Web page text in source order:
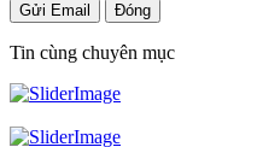
Gửi Email Đóng
Tin cùng chuyên mục